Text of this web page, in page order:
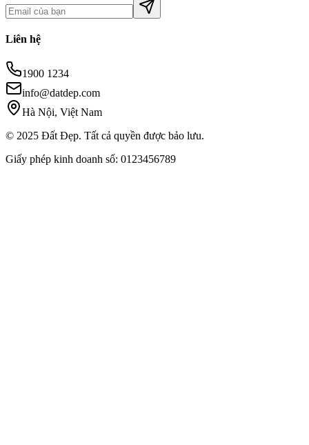
Liên hệ
1900 1234
info@datdep.com
Hà Nội, Việt Nam
© 2025 Đất Đẹp. Tất cả quyền được bảo lưu.
Giấy phép kinh doanh số: 0123456789